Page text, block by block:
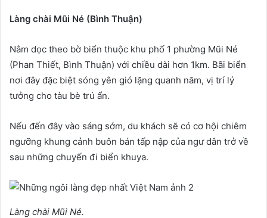
Làng chài Mũi Né (Bình Thuận)
Nằm dọc theo bờ biển thuộc khu phố 1 phường Mũi Né
(Phan Thiết, Bình Thuận) với chiều dài hơn 1km. Bãi biển
nơi đây đặc biệt sóng yên gió lặng quanh năm, vị trí lý
tưởng cho tàu bè trú ẩn.
Nếu đến đây vào sáng sớm, du khách sẽ có cơ hội chiêm
ngưỡng khung cảnh buôn bán tấp nập của ngư dân trở về
sau những chuyến đi biển khuya.
Làng chài Mũi Né.